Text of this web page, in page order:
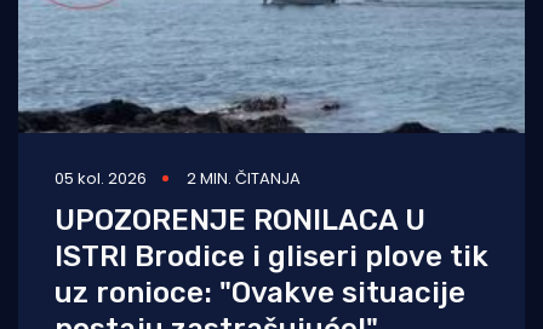
05 kol. 2026 2 MIN. ČITANJA
UPOZORENJE RONILACA U
ISTRI Brodice i gliseri plove tik
uz ronioce: "Ovakve situacije